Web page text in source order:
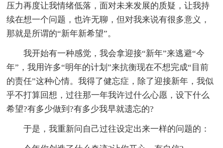
压力再度让我情绪低落，面对未来发展的质疑，让我持
续在想一个问题，也许无聊，但对我来说有很多意义，
那就是所谓的“新年新希望”。
我开始有一种感觉，我会拿迎接“新年”来逃避“今
年”，我用许多“明年的计划”来抗衡现在不想完成“目前
的责任”这种心情。我得了健忘症，除了迎接新年，我似
乎不打算回想，过往那一年我许过什么心愿，设下什么
希望?有多少做到?有多少我早就遗忘的?
于是，我重新问自己过往设定出来一样的问题的：